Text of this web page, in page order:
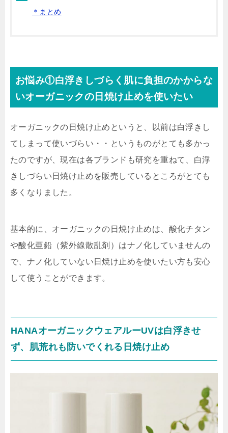
＊まとめ
お悩み①白浮きしづらく肌に負担のかからな
いオーガニックの日焼け止めを使いたい
オーガニックの日焼け止めというと、以前は白浮きし
てしまって使いづらい・・というものがとても多かっ
たのですが、現在は各ブランドも研究を重ねて、白浮
きしづらい日焼け止めを販売しているところがとても
多くなりました。
基本的に、オーガニックの日焼け止めは、酸化チタン
や酸化亜鉛（紫外線散乱剤）はナノ化していませんの
で、ナノ化していない日焼け止めを使いたい方も安心
して使うことができます。
HANAオーガニックウェアルーUVは白浮きせ
ず、肌荒れも防いでくれる日焼け止め